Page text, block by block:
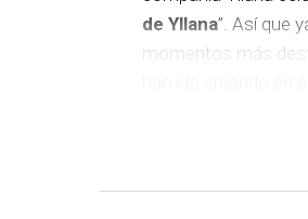
de Yllana”. Así que
momentos más
más que